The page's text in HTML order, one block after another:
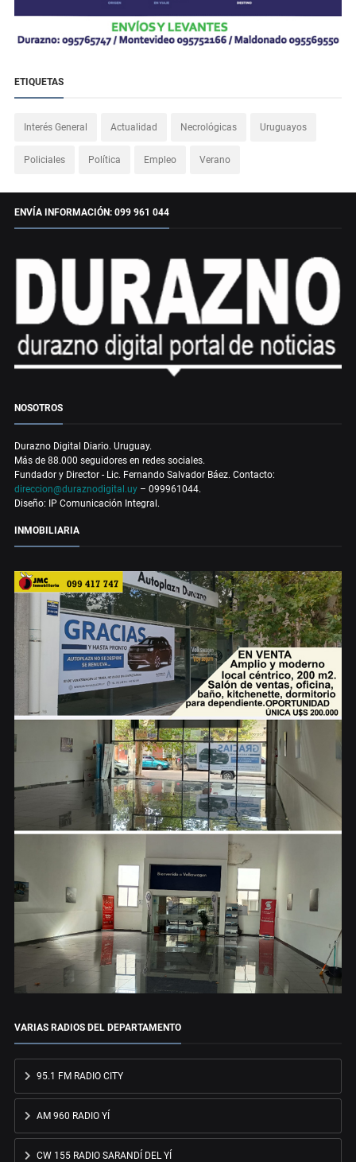
ETIQUETAS
Interés General Actualidad Necrológicas Uruguayos
Policiales Política Empleo Verano
ENVÍA INFORMACIÓN: 099 961 044
NOSOTROS
Durazno Digital Diario. Uruguay.
Más de 88.000 seguidores en redes sociales.
Fundador y Director - Lic. Fernando Salvador Báez. Contacto:
direccion@duraznodigital.uy – 099961044.
Diseño: IP Comunicación Integral.
INMOBILIARIA
VARIAS RADIOS DEL DEPARTAMENTO
95.1 FM RADIO CITY
AM 960 RADIO YÍ
CW 155 RADIO SARANDÍ DEL YÍ